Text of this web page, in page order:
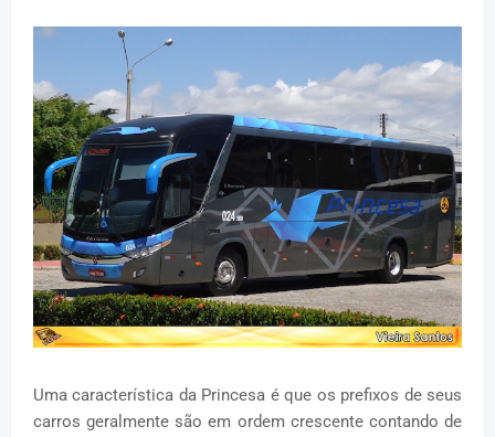
Uma característica da Princesa é que os prefixos de seus
carros geralmente são em ordem crescente contando de